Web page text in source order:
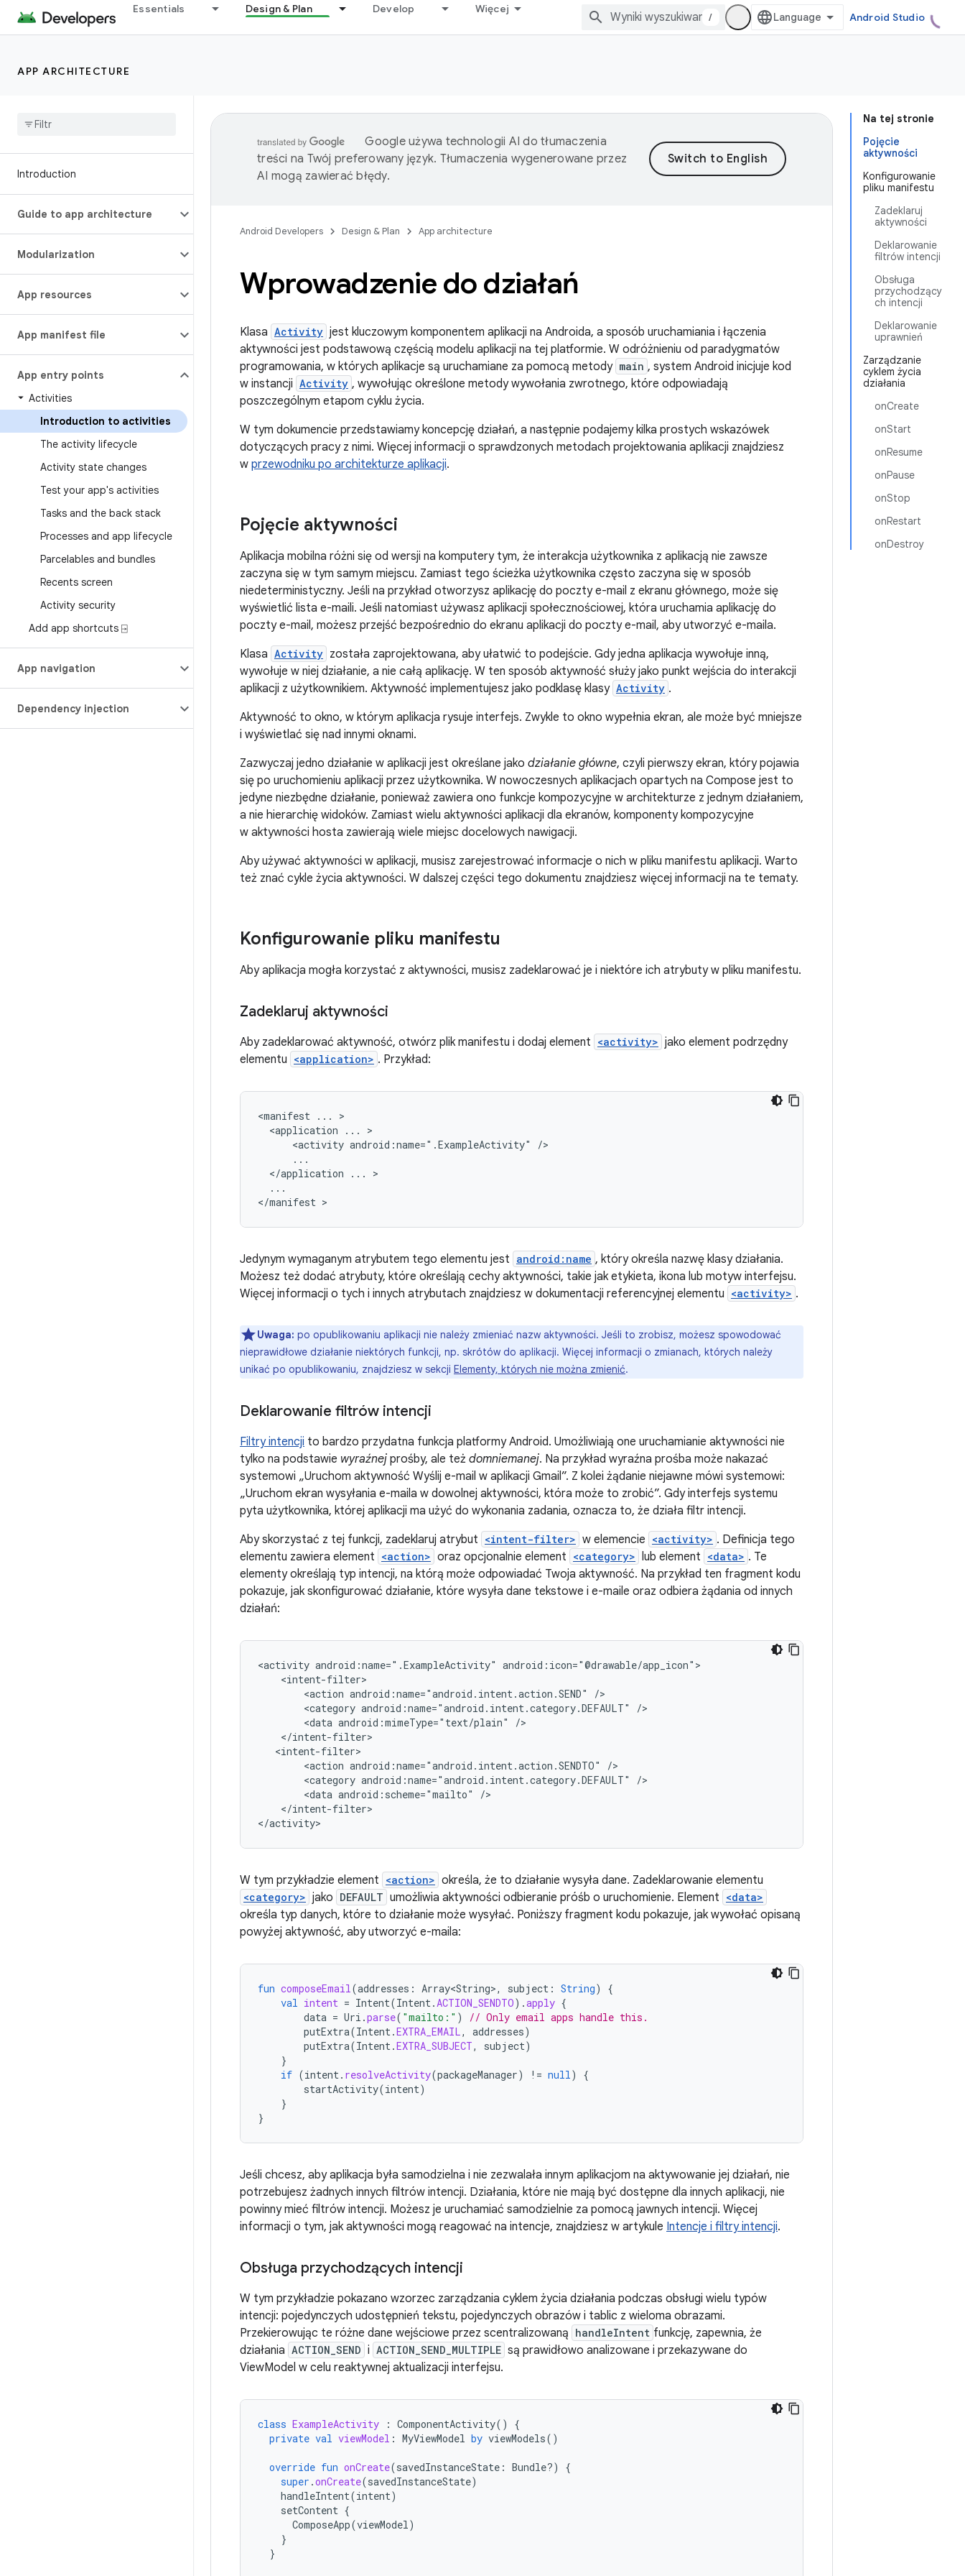
Essentials Design & Plan Develop Więcej
/ Android Studio
APP ARCHITECTURE
Introduction
Guide to app architecture
Modularization
App resources
App manifest file
App entry points
Activities
Introduction to activities
The activity lifecycle
Activity state changes
Test your app's activities
Tasks and the back stack
Processes and app lifecycle
Parcelables and bundles
Recents screen
Activity security
Add app shortcuts ⍈
App navigation
Dependency injection
Na tej stronie
Pojęcie
aktywności
Konfigurowanie
pliku manifestu
Zadeklaruj
aktywności
Deklarowanie
filtrów intencji
Obsługa
przychodzący
ch intencji
Deklarowanie
uprawnień
Zarządzanie
cyklem życia
działania
onCreate
onStart
onResume
onPause
onStop
onRestart
onDestroy
Google używa technologii AI do tłumaczenia
treści na Twój preferowany język. Tłumaczenia wygenerowane przez
AI mogą zawierać błędy.
Android Developers Design & Plan App architecture
Wprowadzenie do działań
Klasa Activity jest kluczowym komponentem aplikacji na Androida, a sposób uruchamiania i łączenia
aktywności jest podstawową częścią modelu aplikacji na tej platformie. W odróżnieniu od paradygmatów
programowania, w których aplikacje są uruchamiane za pomocą metody main , system Android inicjuje kod
w instancji Activity , wywołując określone metody wywołania zwrotnego, które odpowiadają
poszczególnym etapom cyklu życia.
W tym dokumencie przedstawiamy koncepcję działań, a następnie podajemy kilka prostych wskazówek
dotyczących pracy z nimi. Więcej informacji o sprawdzonych metodach projektowania aplikacji znajdziesz
w przewodniku po architekturze aplikacji.
Pojęcie aktywności
Aplikacja mobilna różni się od wersji na komputery tym, że interakcja użytkownika z aplikacją nie zawsze
zaczyna się w tym samym miejscu. Zamiast tego ścieżka użytkownika często zaczyna się w sposób
niedeterministyczny. Jeśli na przykład otworzysz aplikację do poczty e-mail z ekranu głównego, może się
wyświetlić lista e-maili. Jeśli natomiast używasz aplikacji społecznościowej, która uruchamia aplikację do
poczty e-mail, możesz przejść bezpośrednio do ekranu aplikacji do poczty e-mail, aby utworzyć e-maila.
Klasa Activity została zaprojektowana, aby ułatwić to podejście. Gdy jedna aplikacja wywołuje inną,
wywołuje w niej działanie, a nie całą aplikację. W ten sposób aktywność służy jako punkt wejścia do interakcji
aplikacji z użytkownikiem. Aktywność implementujesz jako podklasę klasy Activity .
Aktywność to okno, w którym aplikacja rysuje interfejs. Zwykle to okno wypełnia ekran, ale może być mniejsze
i wyświetlać się nad innymi oknami.
Zazwyczaj jedno działanie w aplikacji jest określane jako działanie główne, czyli pierwszy ekran, który pojawia
się po uruchomieniu aplikacji przez użytkownika. W nowoczesnych aplikacjach opartych na Compose jest to
jedyne niezbędne działanie, ponieważ zawiera ono funkcje kompozycyjne w architekturze z jednym działaniem,
a nie hierarchię widoków. Zamiast wielu aktywności aplikacji dla ekranów, komponenty kompozycyjne
w aktywności hosta zawierają wiele miejsc docelowych nawigacji.
Aby używać aktywności w aplikacji, musisz zarejestrować informacje o nich w pliku manifestu aplikacji. Warto
też znać cykle życia aktywności. W dalszej części tego dokumentu znajdziesz więcej informacji na te tematy.
Konfigurowanie pliku manifestu
Aby aplikacja mogła korzystać z aktywności, musisz zadeklarować je i niektóre ich atrybuty w pliku manifestu.
Zadeklaruj aktywności
Aby zadeklarować aktywność, otwórz plik manifestu i dodaj element <activity> jako element podrzędny
elementu <application> . Przykład:
<manifest ...
<application
...
<activity android:name=".ExampleActivity"
</application
...
...
</manifest
Jedynym wymaganym atrybutem tego elementu jest android:name , który określa nazwę klasy działania.
Możesz też dodać atrybuty, które określają cechy aktywności, takie jak etykieta, ikona lub motyw interfejsu.
Więcej informacji o tych i innych atrybutach znajdziesz w dokumentacji referencyjnej elementu <activity> .
Uwaga: po opublikowaniu aplikacji nie należy zmieniać nazw aktywności. Jeśli to zrobisz, możesz spowodować
nieprawidłowe działanie niektórych funkcji, np. skrótów do aplikacji. Więcej informacji o zmianach, których należy
unikać po opublikowaniu, znajdziesz w sekcji Elementy, których nie można zmienić.
Deklarowanie filtrów intencji
Filtry intencji to bardzo przydatna funkcja platformy Android. Umożliwiają one uruchamianie aktywności nie
tylko na podstawie wyraźnej prośby, ale też domniemanej. Na przykład wyraźna prośba może nakazać
systemowi „Uruchom aktywność Wyślij e-mail w aplikacji Gmail”. Z kolei żądanie niejawne mówi systemowi:
„Uruchom ekran wysyłania e-maila w dowolnej aktywności, która może to zrobić”. Gdy interfejs systemu
pyta użytkownika, której aplikacji ma użyć do wykonania zadania, oznacza to, że działa filtr intencji.
Aby skorzystać z tej funkcji, zadeklaruj atrybut <intent-filter> w elemencie <activity> . Definicja tego
elementu zawiera element <action> oraz opcjonalnie element <category> lub element <data> . Te
elementy określają typ intencji, na którą może odpowiadać Twoja aktywność. Na przykład ten fragment kodu
pokazuje, jak skonfigurować działanie, które wysyła dane tekstowe i e-maile oraz odbiera żądania od innych
działań:
<activity android:name=".ExampleActivity"
<action android:name="android.intent.action.SEND"
<category android:name="android.intent.category.DEFAULT"
<data android:mimeType="text/plain"
<action android:name="android.intent.action.SENDTO"
<category android:name="android.intent.category.DEFAULT"
<data android:scheme="mailto"
</intent-filter>
W tym przykładzie element <action> określa, że to działanie wysyła dane. Zadeklarowanie elementu
<category> jako DEFAULT umożliwia aktywności odbieranie próśb o uruchomienie. Element <data>
określa typ danych, które to działanie może wysyłać. Poniższy fragment kodu pokazuje, jak wywołać opisaną
powyżej aktywność, aby utworzyć e-maila:
fun composeEmail(addresses : Array<String>, subject : String)
{
val intent = Intent(Intent.ACTION_SENDTO).apply {
data = Uri .parse( "mailto:" )
// Only email apps handle this.
putExtra(Intent.EXTRA_EMAIL, addresses)
putExtra(Intent.EXTRA_SUBJECT, subject)
}
if (intent. resolveActivity(packageManager) != null)
{
startActivity(intent)
}
}
Jeśli chcesz, aby aplikacja była samodzielna i nie zezwalała innym aplikacjom na aktywowanie jej działań, nie
potrzebujesz żadnych innych filtrów intencji. Działania, które nie mają być dostępne dla innych aplikacji, nie
powinny mieć filtrów intencji. Możesz je uruchamiać samodzielnie za pomocą jawnych intencji. Więcej
informacji o tym, jak aktywności mogą reagować na intencje, znajdziesz w artykule Intencje i filtry intencji.
Obsługa przychodzących intencji
W tym przykładzie pokazano wzorzec zarządzania cyklem życia działania podczas obsługi wielu typów
intencji: pojedynczych udostępnień tekstu, pojedynczych obrazów i tablic z wieloma obrazami.
Przekierowując te różne dane wejściowe przez scentralizowaną handleIntent funkcję, zapewnia, że
działania ACTION_SEND i ACTION_SEND_MULTIPLE są prawidłowo analizowane i przekazywane do
ViewModel w celu reaktywnej aktualizacji interfejsu.
class ExampleActivity : ComponentActivity()
{
private val viewModel : MyViewModel by viewModels()
override fun onCreate(savedInstanceState : Bundle?)
{
super .onCreate(savedInstanceState)
handleIntent(intent)
setContent {
ComposeApp(viewModel)
}
}